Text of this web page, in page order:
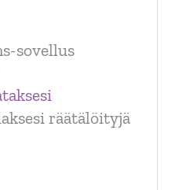
sovellus
räätälöityjä